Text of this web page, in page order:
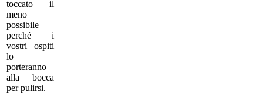
toccato il
meno
possibile
perché i
vostri ospiti
lo
porteranno
alla bocca
per pulirsi.